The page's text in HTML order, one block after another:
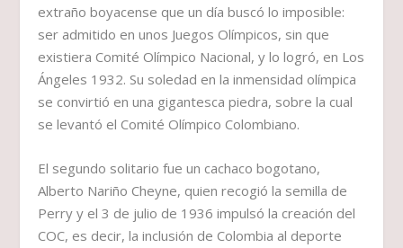
extraño boyacense que un día buscó lo imposible:
ser admitido en unos Juegos Olímpicos, sin que
existiera Comité Olímpico Nacional, y lo logró, en Los
Ángeles 1932. Su soledad en la inmensidad olímpica
se convirtió en una gigantesca piedra, sobre la cual
se levantó el Comité Olímpico Colombiano.
El segundo solitario fue un cachaco bogotano,
Alberto Nariño Cheyne, quien recogió la semilla de
Perry y el 3 de julio de 1936 impulsó la creación del
COC, es decir, la inclusión de Colombia al deporte